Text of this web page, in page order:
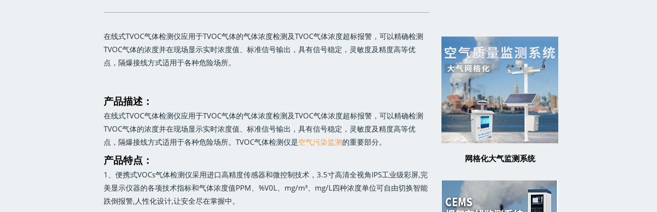
在线式TVOC气体检测仪应用于TVOC气体的气体浓度检测及TVOC气体浓度超标报警，可以精确检测
TVOC气体的浓度并在现场显示实时浓度值、标准信号输出，具有信号稳定，灵敏度及精度高等优
点，隔爆接线方式适用于各种危险场所。
产品描述：
在线式TVOC气体检测仪应用于TVOC气体的气体浓度检测及TVOC气体浓度超标报警，可以精确检测
TVOC气体的浓度并在现场显示实时浓度值、标准信号输出，具有信号稳定，灵敏度及精度高等优
点，隔爆接线方式适用于各种危险场所。TVOC气体检测仪是空气污染监测的重要部分。
产品特点：
1、便携式VOCs气体检测仪采用进口高精度传感器和微控制技术，3.5寸高清全视角IPS工业级彩屏,完
美显示仪器的各项技术指标和气体浓度值PPM、%V0L、mg/m³、mg/L四种浓度单位可自由切换智能
跌倒报警,人性化设计,让安全尽在掌握中。
网格化大气监测系统